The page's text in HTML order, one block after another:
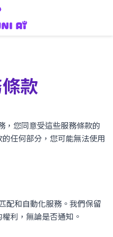
款
，您同意受這些服務條款的
任何部分，您可能無法使用
配和自動化服務。我們保留
利，無論是否通知。